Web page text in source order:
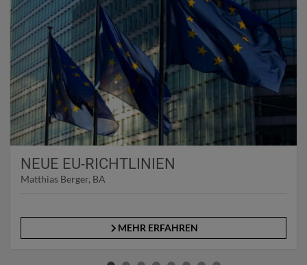
NEUE EU-RICHTLINIEN
Matthias Berger, BA
MEHR ERFAHREN